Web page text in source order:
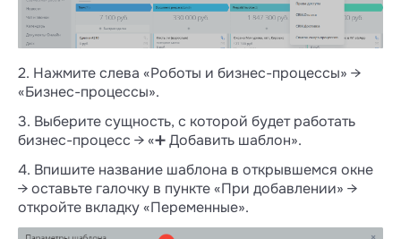
2. Нажмите слева «Роботы и бизнес-процессы» →
«Бизнес-процессы».
3. Выберите сущность, с которой будет работать
бизнес-процесс → «➕ Добавить шаблон».
4. Впишите название шаблона в открывшемся окне
→ оставьте галочку в пункте «При добавлении» →
откройте вкладку «Переменные».